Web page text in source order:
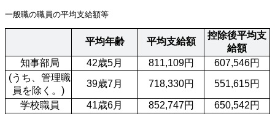
一般職の職員の平均支給額等
平均年齢 平均支給額
控除後平均支
給額
知事部局
42歳5月 811,109円
607,546円
員を除く。)
39歳7月 718,330円 551,615円
学校職員 41歳6月 852,747円
650,542円